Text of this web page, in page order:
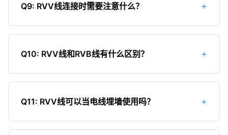
满足载流量要求的规格；2）敷设方式，明敷、穿管
等不同敷设方式会影响载流量；3）线路长度，较长
量，根据电路需求选择2芯、3芯或多芯；5）使用环
果频繁移动，应选择柔软性更好的规格。家庭常用
大功率电器3×1.0mm²或3×1.5mm²。
Q9: RVV线连接时需要注意什么？ +
RVV线连接时需要注意以下几点：1）多股铜丝必须
止铜丝散开和氧化；3）接线端子应选择合适的规
格，确保接触良好；4）较大截面的RVV线建议使用
包裹严实；6）避免铜铝直接连接，如必须连接应使
热；8）移动使用时，连接处应避免受力，防止拉
Q10: RVV线和RVB线有什么区别？ +
RVV线和RVB线的主要区别在于结构：1）结构不
的双芯线（扁平行线）；2）保护等级不同，RVV线
有双层保护（绝缘层+护套层），RVB线只有绝缘
Q11: RVV线可以当电线埋墙使用吗？ +
不建议将普通RVV线埋墙使用，原因如下：1）RVV